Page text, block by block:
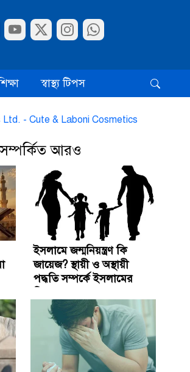
স্বাস্থ্য টিপস
আরও
ইসলামে জন্মনিয়ন্ত্রণ কি
জায়েজ? স্থায়ী ও অস্থায়ী
পদ্ধতি সম্পর্কে ইসলামের